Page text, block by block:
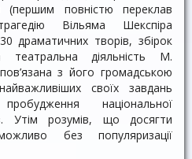
(першим повністю переклав
Вільяма Шекспіра
драматичних творів, збірок
театральна діяльність М.
з його громадською
своїх завдань
національної
Утім розумів, що досягти
без популяризації